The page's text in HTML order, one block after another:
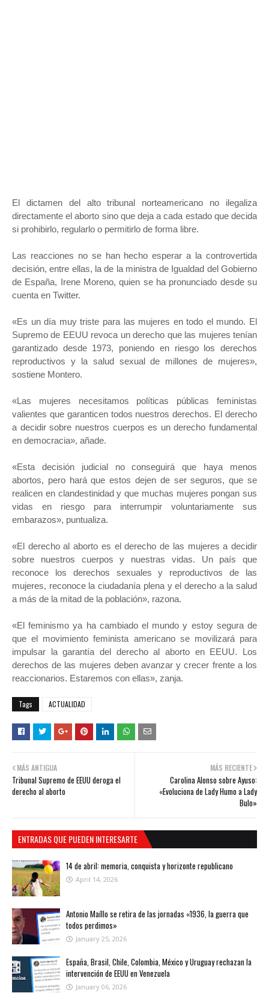
El dictamen del alto tribunal norteamericano no ilegaliza
directamente el aborto sino que deja a cada estado que decida
si prohibirlo, regularlo o permitirlo de forma libre.
Las reacciones no se han hecho esperar a la controvertida
decisión, entre ellas, la de la ministra de Igualdad del Gobierno
de España, Irene Moreno, quien se ha pronunciado desde su
cuenta en Twitter.
«Es un día muy triste para las mujeres en todo el mundo. El
Supremo de EEUU revoca un derecho que las mujeres tenían
garantizado desde 1973, poniendo en riesgo los derechos
reproductivos y la salud sexual de millones de mujeres»,
sostiene Montero.
«Las mujeres necesitamos políticas públicas feministas
valientes que garanticen todos nuestros derechos. El derecho
a decidir sobre nuestros cuerpos es un derecho fundamental
en democracia», añade.
«Esta decisión judicial no conseguirá que haya menos
abortos, pero hará que estos dejen de ser seguros, que se
realicen en clandestinidad y que muchas mujeres pongan sus
vidas en riesgo para interrumpir voluntariamente sus
embarazos», puntualiza.
«El derecho al aborto es el derecho de las mujeres a decidir
sobre nuestros cuerpos y nuestras vidas. Un país que
reconoce los derechos sexuales y reproductivos de las
mujeres, reconoce la ciudadanía plena y el derecho a la salud
a más de la mitad de la población», razona.
«El feminismo ya ha cambiado el mundo y estoy segura de
que el movimiento feminista americano se movilizará para
impulsar la garantía del derecho al aborto en EEUU. Los
derechos de las mujeres deben avanzar y crecer frente a los
reaccionarios. Estaremos con ellas», zanja.
Tags ACTUALIDAD
MÁS RECIENTE
Carolina Alonso sobre Ayuso:
«Evoluciona de Lady Humo a Lady
Bulo»
MÁS ANTIGUA
Tribunal Supremo de EEUU deroga el
derecho al aborto
ENTRADAS QUE PUEDEN INTERESARTE
14 de abril: memoria, conquista y horizonte republicano
April 14, 2026
Antonio Maíllo se retira de las jornadas «1936, la guerra que
todos perdimos»
January 25, 2026
España, Brasil, Chile, Colombia, México y Uruguay rechazan la
intervención de EEUU en Venezuela
January 06, 2026